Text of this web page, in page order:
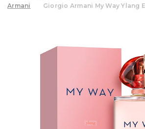
Armani
Giorgio Armani My Way Ylang